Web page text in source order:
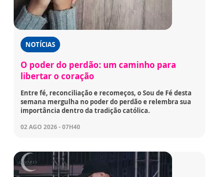
NOTÍCIAS
O poder do perdão: um caminho para
libertar o coração
Entre fé, reconciliação e recomeços, o Sou de Fé desta
semana mergulha no poder do perdão e relembra sua
importância dentro da tradição católica.
02 AGO 2026 - 07H40